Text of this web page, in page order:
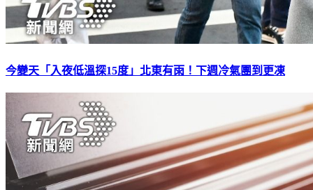
今變天「入夜低溫探15度」北東有雨！下週冷氣團到更凍